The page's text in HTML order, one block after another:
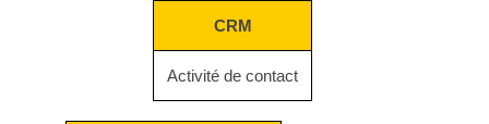
CRM
Activité de contact